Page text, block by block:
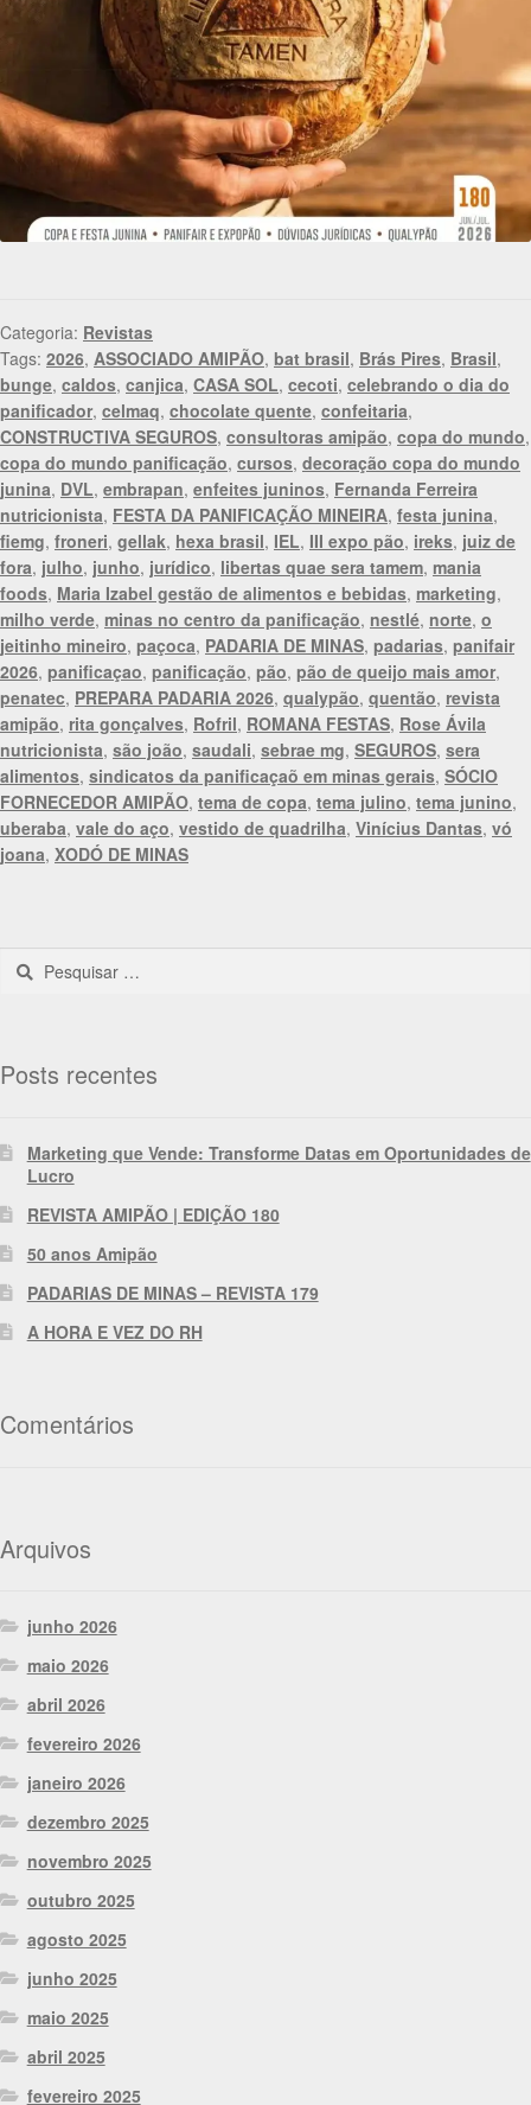
Categoria: Revistas
Tags: 2026, ASSOCIADO AMIPÃO, bat brasil, Brás Pires, Brasil,
bunge, caldos, canjica, CASA SOL, cecoti, celebrando o dia do
panificador, celmaq, chocolate quente, confeitaria,
CONSTRUCTIVA SEGUROS, consultoras amipão, copa do mundo,
copa do mundo panificação, cursos, decoração copa do mundo
junina, DVL, embrapan, enfeites juninos, Fernanda Ferreira
nutricionista, FESTA DA PANIFICAÇÃO MINEIRA, festa junina,
fiemg, froneri, gellak, hexa brasil, IEL, III expo pão, ireks, juiz de
fora, julho, junho, jurídico, libertas quae sera tamem, mania
foods, Maria Izabel gestão de alimentos e bebidas, marketing,
milho verde, minas no centro da panificação, nestlé, norte, o
jeitinho mineiro, paçoca, PADARIA DE MINAS, padarias, panifair
2026, panificaçao, panificação, pão, pão de queijo mais amor,
penatec, PREPARA PADARIA 2026, qualypão, quentão, revista
amipão, rita gonçalves, Rofril, ROMANA FESTAS, Rose Ávila
nutricionista, são joão, saudali, sebrae mg, SEGUROS, sera
alimentos, sindicatos da panificaçaõ em minas gerais, SÓCIO
FORNECEDOR AMIPÃO, tema de copa, tema julino, tema junino,
uberaba, vale do aço, vestido de quadrilha, Vinícius Dantas, vó
joana, XODÓ DE MINAS
Posts recentes
Marketing que Vende: Transforme Datas em Oportunidades de
Lucro
REVISTA AMIPÃO | EDIÇÃO 180
50 anos Amipão
PADARIAS DE MINAS – REVISTA 179
A HORA E VEZ DO RH
Comentários
Arquivos
junho 2026
maio 2026
abril 2026
fevereiro 2026
janeiro 2026
dezembro 2025
novembro 2025
outubro 2025
agosto 2025
junho 2025
maio 2025
abril 2025
fevereiro 2025